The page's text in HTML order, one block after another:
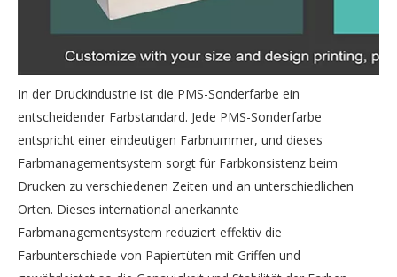
In der Druckindustrie ist die PMS-Sonderfarbe ein
entscheidender Farbstandard. Jede PMS-Sonderfarbe
entspricht einer eindeutigen Farbnummer, und dieses
Farbmanagementsystem sorgt für Farbkonsistenz beim
Drucken zu verschiedenen Zeiten und an unterschiedlichen
Orten. Dieses international anerkannte
Farbmanagementsystem reduziert effektiv die
Farbunterschiede von Papiertüten mit Griffen und